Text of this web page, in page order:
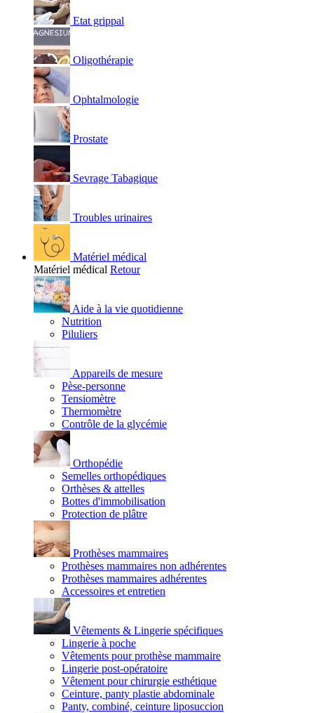
Etat grippal
Oligothérapie
Ophtalmologie
Prostate
Sevrage Tabagique
Troubles urinaires
Matériel médical
Matériel médical Retour
Aide à la vie quotidienne
Nutrition
Piluliers
Appareils de mesure
Pèse-personne
Tensiomètre
Thermomètre
Contrôle de la glycémie
Orthopédie
Semelles orthopédiques
Orthèses & attelles
Bottes d'immobilisation
Protection de plâtre
Prothèses mammaires
Prothèses mammaires non adhérentes
Prothèses mammaires adhérentes
Accessoires et entretien
Vêtements & Lingerie spécifiques
Lingerie à poche
Vêtements pour prothèse mammaire
Lingerie post-opératoire
Vêtement pour chirurgie esthétique
Ceinture, panty plastie abdominale
Panty, combiné, ceinture liposuccion